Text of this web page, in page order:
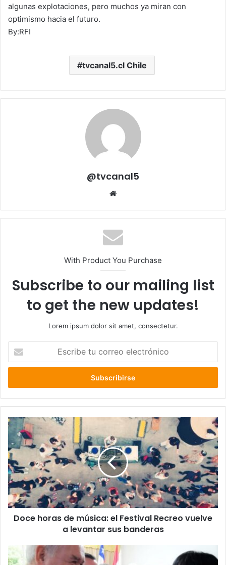
algunas explotaciones, pero muchos ya miran con
optimismo hacia el futuro.
By:RFI
tvcanal5.cl Chile
@tvcanal5
With Product You Purchase
Subscribe to our mailing list
to get the new updates!
Lorem ipsum dolor sit amet, consectetur.
correo
Doce
horas
de
música:
el
Festival
Recreo
vuelve
a
levantar
Doce horas de música: el Festival Recreo vuelve
a levantar sus banderas
Alcalde
Jaime